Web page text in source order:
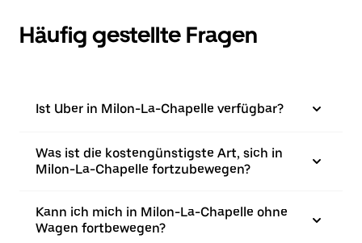
Häufig gestellte Fragen
Ist Uber in Milon-La-Chapelle verfügbar?
Was ist die kostengünstigste Art, sich in
Milon-La-Chapelle fortzubewegen?
Kann ich mich in Milon-La-Chapelle ohne
Wagen fortbewegen?